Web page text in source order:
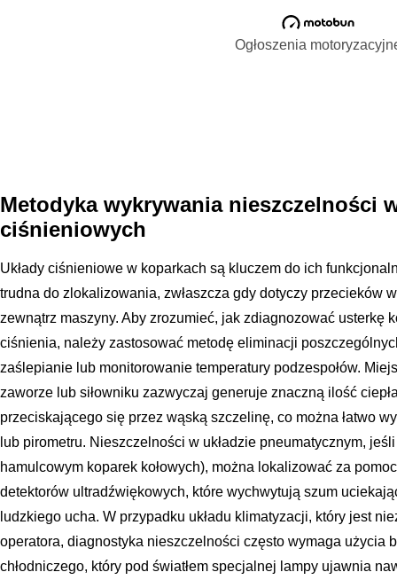
Ogłoszenia
Metodyka wykrywania nieszczelności
ciśnieniowych
Układy ciśnieniowe w koparkach są kluczem do ich
trudna do zlokalizowania, zwłaszcza gdy dotyczy przecieków
zewnątrz maszyny. Aby zrozumieć, jak zdiagnozować usterkę
ciśnienia, należy zastosować metodę eliminacji
zaślepianie lub monitorowanie temperatury podzespołów.
zaworze lub siłowniku zazwyczaj generuje znaczną ilość
przeciskającego się przez wąską szczelinę, co można łatwo
lub pirometru. Nieszczelności w układzie pneumatycznym,
hamulcowym koparek kołowych), można lokalizować za
detektorów ultradźwiękowych, które wychwytują szum
ludzkiego ucha. W przypadku układu klimatyzacji, który jest
operatora, diagnostyka nieszczelności często wymaga użycia
chłodniczego, który pod światłem specjalnej lampy ujawnia